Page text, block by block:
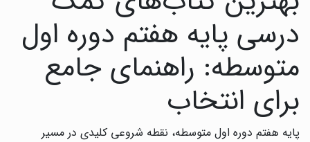
درسی پایه هفتم دوره اول
متوسطه: راهنمای جامع
برای انتخاب
پایه هفتم دوره اول متوسطه، نقطه شروعی کلیدی در مسیر